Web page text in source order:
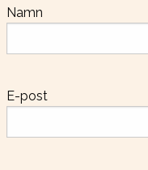
Namn
E-post